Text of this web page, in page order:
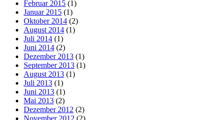
Februar 2015 (1)
Januar 2015 (1)
Oktober 2014 (2)
August 2014 (1)
Juli 2014 (1)
Juni 2014 (2)
Dezember 2013 (1)
September 2013 (1)
August 2013 (1)
Juli 2013 (1)
Juni 2013 (1)
Mai 2013 (2)
Dezember 2012 (2)
November 2012 (2)